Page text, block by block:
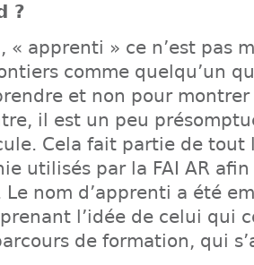
?
« apprenti » ce n’est pas
comme quelqu’un
et non pour montrer
il est un peu
Cela fait partie de tout
utilisés par la FAI AR
Le nom d’apprenti a été
l’idée de celui qui
de formation, qui